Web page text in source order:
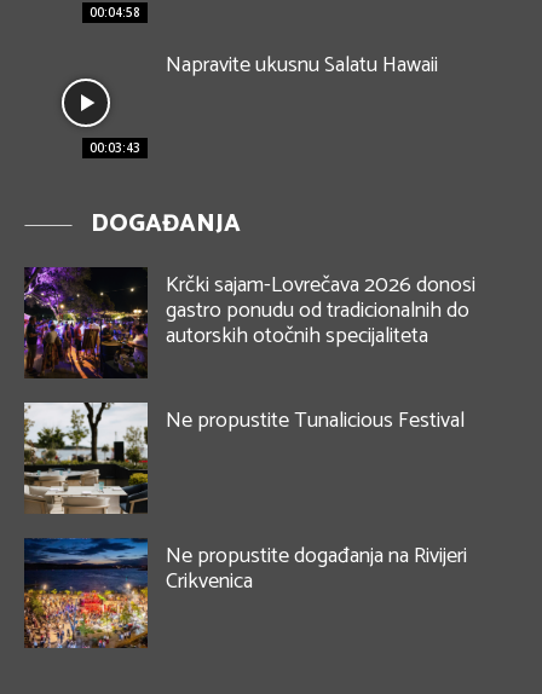
00:04:58
00:03:43
Napravite ukusnu Salatu Hawaii
DOGAĐANJA
Krčki sajam-Lovrečava 2026 donosi
gastro ponudu od tradicionalnih do
autorskih otočnih specijaliteta
Ne propustite Tunalicious Festival
Ne propustite događanja na Rivijeri
Crikvenica